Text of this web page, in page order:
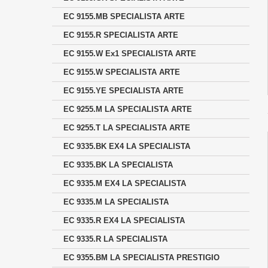
EC 9155.MB SPECIALISTA ARTE
EC 9155.R SPECIALISTA ARTE
EC 9155.W Ex1 SPECIALISTA ARTE
EC 9155.W SPECIALISTA ARTE
EC 9155.YE SPECIALISTA ARTE
EC 9255.M LA SPECIALISTA ARTE
EC 9255.T LA SPECIALISTA ARTE
EC 9335.BK EX4 LA SPECIALISTA
EC 9335.BK LA SPECIALISTA
EC 9335.M EX4 LA SPECIALISTA
EC 9335.M LA SPECIALISTA
EC 9335.R EX4 LA SPECIALISTA
EC 9335.R LA SPECIALISTA
EC 9355.BM LA SPECIALISTA PRESTIGIO